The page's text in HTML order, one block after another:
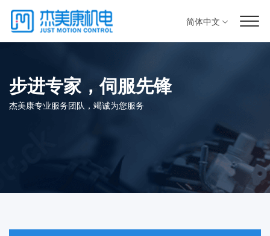
简体中文
步进专家，伺服先锋
杰美康专业服务团队，竭诚为您服务